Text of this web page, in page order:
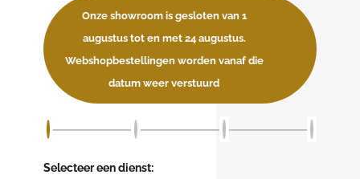
Onze showroom is gesloten van 1
augustus tot en met 24 augustus.
Webshopbestellingen worden vanaf die
datum weer verstuurd
Selecteer een dienst: